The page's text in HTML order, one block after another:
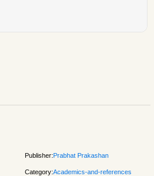
Publisher:Prabhat Prakashan
Category:Academics-and-references